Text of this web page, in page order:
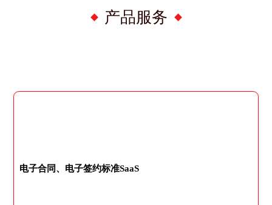
产品服务
电子合同、电子签约标准SaaS